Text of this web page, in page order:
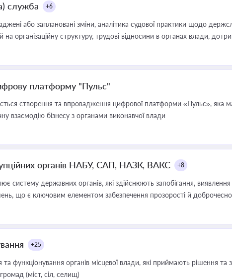
служба +6
або заплановані зміни, аналітика судової практики щодо
на організаційну структуру, трудові відносини в органах влади,
платформу "Пульс"
створення та впровадження цифрової платформи «Пульс», яка
взаємодію бізнесу з органами виконавчої влади
органів НАБУ, САП, НАЗК, ВАКС +8
систему державних органів, які здійснюють запобігання, виявлення
що є ключовим елементом забезпечення прозорості й
+25
та функціонування органів місцевої влади, які приймають рішення та
(міст, сіл, селищ)